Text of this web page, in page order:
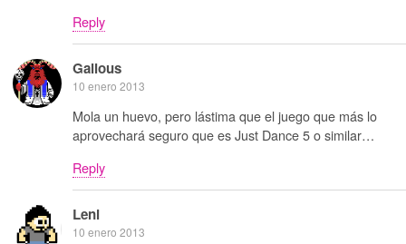
Reply
Galious
10 enero 2013
Mola un huevo, pero lástima que el juego que más lo
aprovechará seguro que es Just Dance 5 o similar…
Reply
Leni
10 enero 2013